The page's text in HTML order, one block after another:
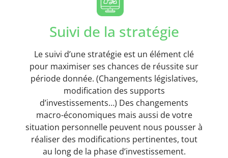
Suivi de la stratégie
Le suivi d’une stratégie est un élément clé
pour maximiser ses chances de réussite sur
période donnée. (Changements législatives,
modification des supports
d’investissements…) Des changements
macro-économiques mais aussi de votre
situation personnelle peuvent nous pousser à
réaliser des modifications pertinentes, tout
au long de la phase d’investissement.